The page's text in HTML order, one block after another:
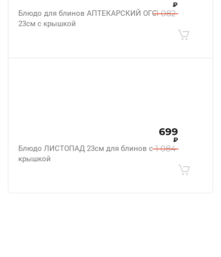
Блюдо для блинов АПТЕКАРСКИЙ ОГОРОД
23см с крышкой
1 082
₽
Блюдо ЛИСТОПАД 23см для блинов с
крышкой
1 084
699
₽